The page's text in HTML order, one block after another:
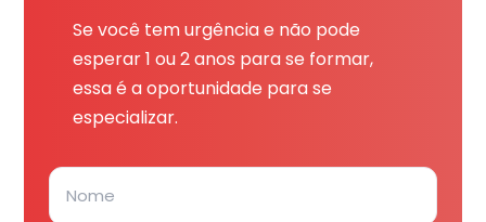
Se você tem urgência e não pode
esperar 1 ou 2 anos para se formar,
essa é a oportunidade para se
especializar.